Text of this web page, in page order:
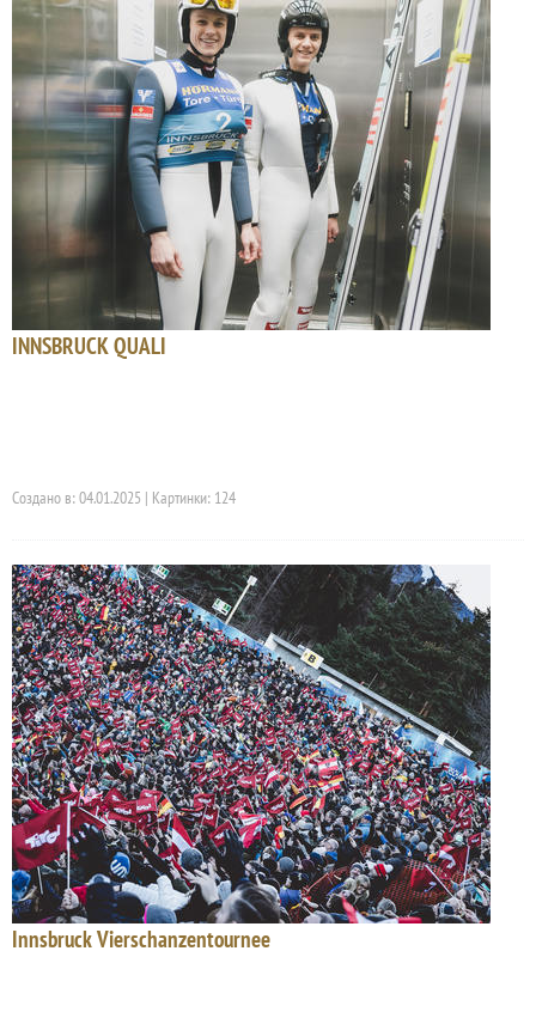
INNSBRUCK QUALI
Создано в: 04.01.2025 | Картинки: 124
Innsbruck Vierschanzentournee